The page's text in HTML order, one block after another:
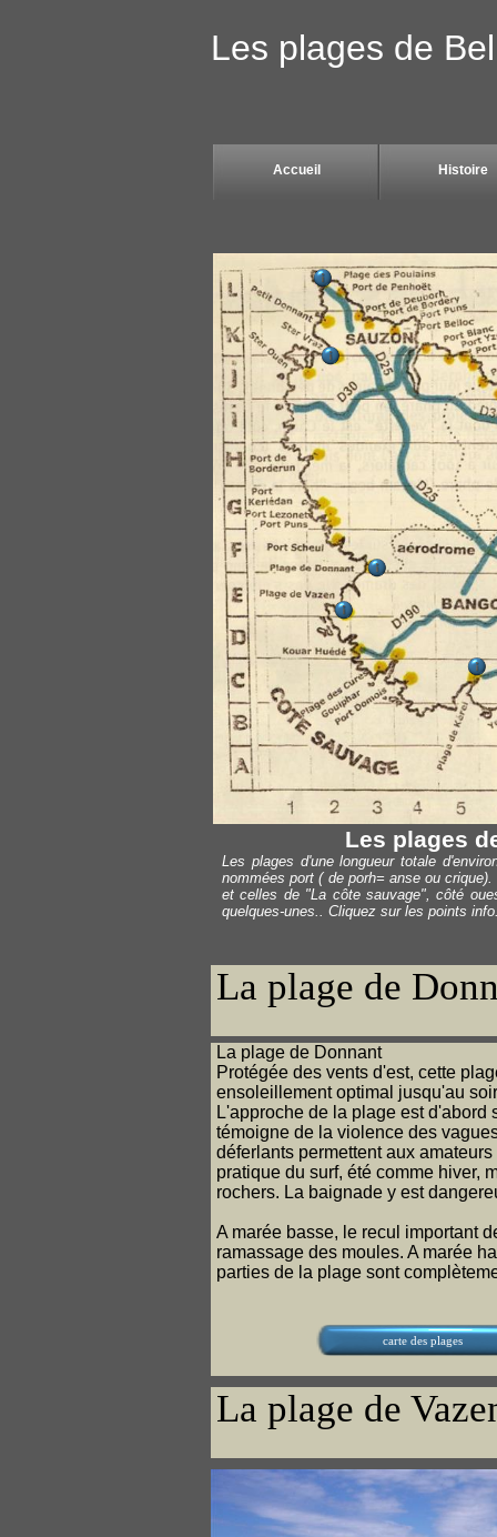
La plage de Donnant
Protégée des vents d'est, cette
ensoleillement optimal jusqu'au
L'approche de la plage est d'abord
témoigne de la violence des
déferlants permettent aux
pratique du surf, été comme hiver,
rochers. La baignade y est
A marée basse, le recul important
ramassage des moules. A marée
parties de la plage sont
Les plages
Les plages d'une longueur totale
nommées port ( de porh= anse ou
et celles de "La côte sauvage", côté
quelques-unes.. Cliquez sur les points
La plage de
La plage de
Les plages de
carte des plages
Accueil Histoire